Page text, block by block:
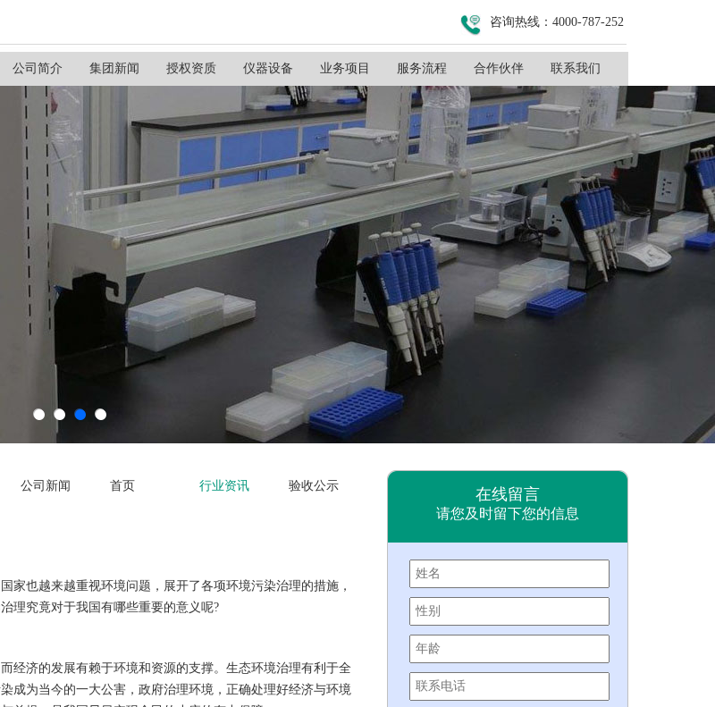
咨询热线：4000-787-252
公司简介 集团新闻 授权资质 仪器设备 业务项目 服务流程 合作伙伴 联系我们
在线留言
请您及时留下您的信息
公司新闻 首页 行业资讯 验收公示
也越来越重视环境问题，展开了各项环境污染治理的措施，
理究竟对于我国有哪些重要的意义呢?
济的发展有赖于环境和资源的支撑。生态环境治理有利于全
成为当今的一大公害，政府治理环境，正确处理好经济与环境